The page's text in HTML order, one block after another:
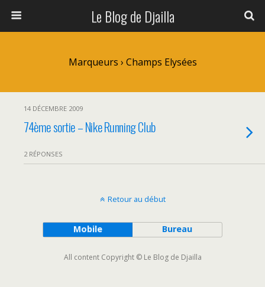
Le Blog de Djailla
Marqueurs › Champs Elysées
14 DÉCEMBRE 2009
74ème sortie – Nike Running Club
2 RÉPONSES
Retour au début
Mobile Bureau
All content Copyright © Le Blog de Djailla